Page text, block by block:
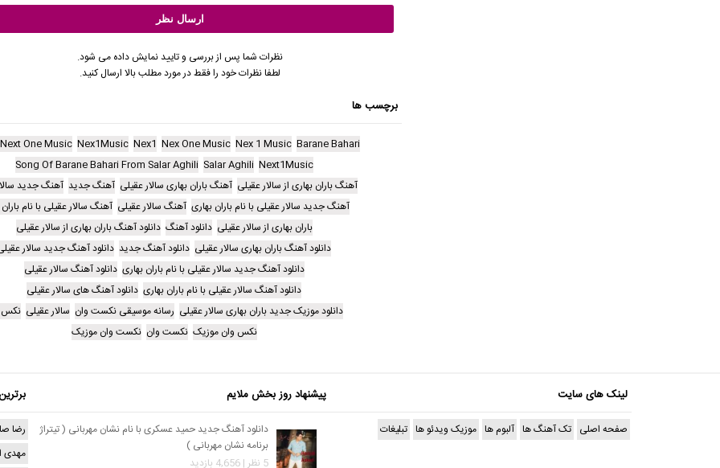
نظرات شما پس از بررسی و تایید نمایش داده می شود.
لطفا نظرات خود را فقط در مورد مطلب بالا ارسال کنید.
برچسب ها
Barane Bahari
Nex 1 Music
Nex One Music
Nex1
Nex1Music
Next One Music
Next1Music
Salar Aghili
Song Of Barane Bahari From Salar Aghili
آهنگ باران بهاری از سالار عقیلی آهنگ باران بهاری سالار عقیلی آهنگ جدید آهنگ جدید
آهنگ جدید سالار عقیلی با نام باران بهاری آهنگ سالار عقیلی آهنگ سالار عقیلی با نام
باران بهاری از سالار عقیلی دانلود آهنگ دانلود آهنگ باران بهاری از سالار عقیلی
دانلود آهنگ باران بهاری سالار عقیلی دانلود آهنگ جدید دانلود آهنگ جدید سالار
دانلود آهنگ جدید سالار عقیلی با نام باران بهاری دانلود آهنگ سالار عقیلی
دانلود آهنگ سالار عقیلی با نام باران بهاری دانلود آهنگ های سالار عقیلی
دانلود موزیک جدید باران بهاری سالار عقیلی رسانه موسیقی نکست وان سالار عقیلی نکس
نکس وان موزیک نکست وان نکست وان موزیک
لینک های سایت
صفحه اصلی تک آهنگ ها آلبوم ها موزیک ویدئو ها تبلیغات
پیشنهاد روز بخش ملایم
دانلود آهنگ جدید حمید عسکری با نام نشان مهربانی ( تیتراژ
برنامه نشان مهربانی )
5 نظر | 4,656 بازدید
رضا
مهدی